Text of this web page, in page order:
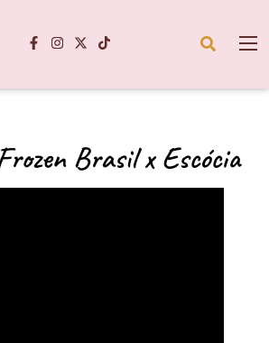
Brasil x Escócia